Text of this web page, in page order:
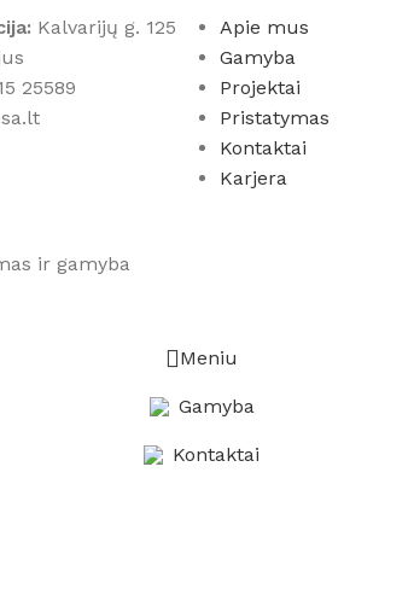
Kalvarijų g. 125
25589
Apie mus
Gamyba
Projektai
Pristatymas
Kontaktai
Karjera
ir gamyba
Meniu
Gamyba
Kontaktai